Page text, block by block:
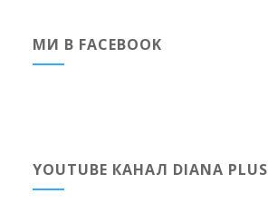
МИ В FACEBOOK
YOUTUBE КАНАЛ DIANA PLUS